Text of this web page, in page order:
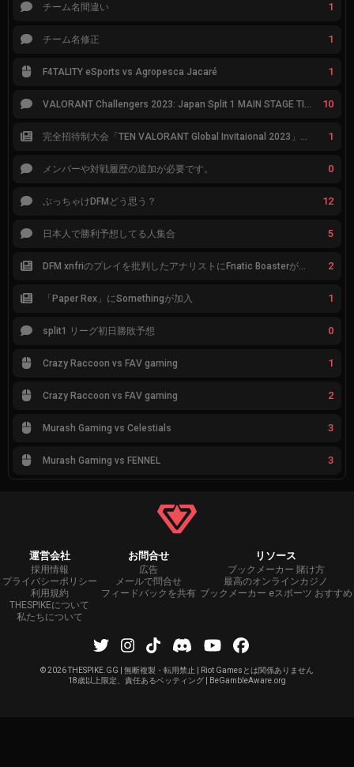
チーム名間違い 1
チーム名修正 1
F4TALITY eSports vs Agropesca Jacaré 1
10
1
メンバーや対戦履歴の追加が必要です。 0
ぶっちゃけDFMどう思う？ 12
日本人で勝利予想してる人集合 5
DFM xnfriのプレイを批判したアナリストにFnatic Boasterが反応「DFMは仕組みの強化が必要なだけ」 2
「Paper Rex」にSomethingが加入 1
split1 リーグ初日勝敗予想 0
Crazy Raccoon vs FAV gaming 1
Crazy Raccoon vs FAV gaming 2
Murash Gaming vs Celestials 3
Murash Gaming vs FENNEL 3
運営会社
採用情報
プライバシーポリシー
利用規約
THESPIKEについて
私たちについて
お問合せ
広告
メールで問合せ
フィードバックを共有
リソース
ブックメーカー 賭け方
最高のオンラインカジノ
ブックメーカー eスポーツ おすすめ
©2026 THESPIKE.GG | 無断複製・転用禁止 | Riot Gamesとは関係ありません
18歳以上限定、責任あるベッティング | BeGambleAware.org